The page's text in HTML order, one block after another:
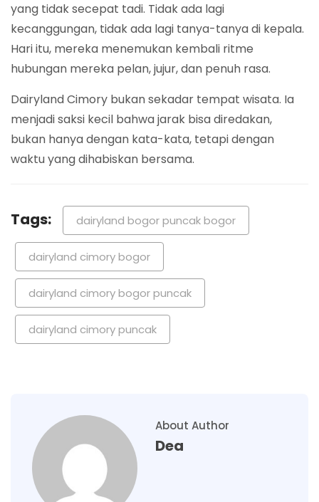
yang tidak secepat tadi. Tidak ada lagi
kecanggungan, tidak ada lagi tanya-tanya di kepala.
Hari itu, mereka menemukan kembali ritme
hubungan mereka pelan, jujur, dan penuh rasa.
Dairyland Cimory bukan sekadar tempat wisata. Ia
menjadi saksi kecil bahwa jarak bisa diredakan,
bukan hanya dengan kata-kata, tetapi dengan
waktu yang dihabiskan bersama.
Tags: dairyland bogor puncak bogor
dairyland cimory bogor
dairyland cimory bogor puncak
dairyland cimory puncak
About Author
Dea